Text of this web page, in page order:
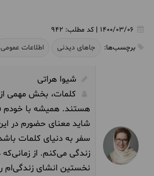
1400/03/06
| کد مطلب: 942
برچسب‌ها:
جاهای دیدنی اطلاعات عمومی
شیوا هراتی
کلمات، بخش مهمی
هستند. همیشه با خودم
شاید معنای حضورم در
سفر به دنیای کلمات
زندگی می‌کنم. از زمانی‌که
نخستین انشای‌ زندگی‌ام